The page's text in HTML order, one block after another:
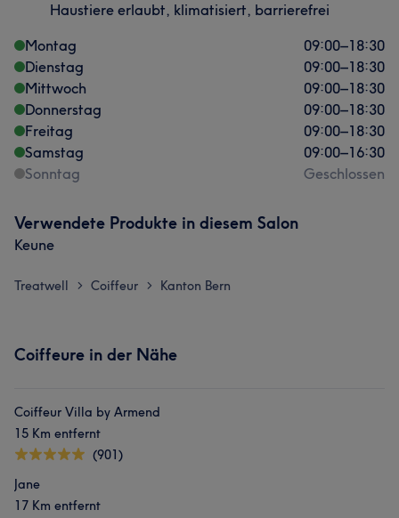
Haustiere erlaubt, klimatisiert, barrierefrei
Montag
09:00–18:30
Dienstag
09:00–18:30
Mittwoch
09:00–18:30
Donnerstag
09:00–18:30
Freitag
09:00–18:30
Samstag
09:00–16:30
Sonntag
Geschlossen
Verwendete Produkte in diesem Salon
Keune
Treatwell > Coiffeur > Kanton Bern
Coiffeure in der Nähe
Coiffeur Villa by Armend
15 Km entfernt
(901)
Jane
17 Km entfernt